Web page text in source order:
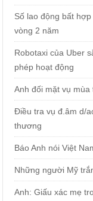
Số lao động bất
vòng 2 năm
Robotaxi của Uber
phép hoạt động
Anh đối mặt vụ
Điều tra vụ đ.âm d/
thương
Báo Anh nói Việt
Những người Mỹ
Anh: Giấu xác mẹ